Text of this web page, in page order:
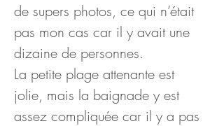
de supers photos, ce qui n’était
pas mon cas car il y avait une
dizaine de personnes.
La petite plage attenante est
jolie, mais la baignade y est
assez compliquée car il y a pas